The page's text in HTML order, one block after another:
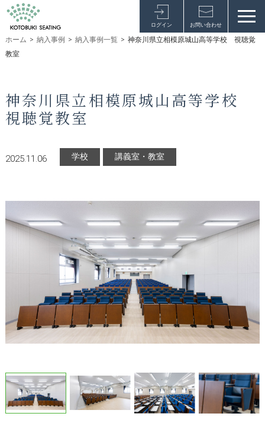
ログイン お問い合わせ
ホーム > 納入事例 > 納入事例一覧 > 神奈川県立相模原城山高等学校 視聴覚
教室
神奈川県立相模原城山高等学校
視聴覚教室
2025.11.06 学校 講義室・教室